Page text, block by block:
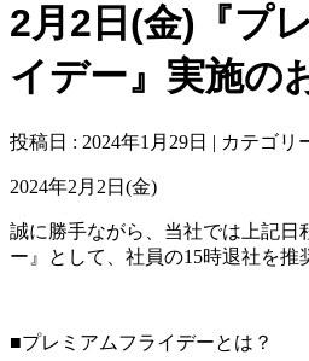
2月2日(金)『プ
イデー』実施の
投稿日 : 2024年1月29日 | カテゴリ
2024年2月2日(金)
誠に勝手ながら、当社では上記日
ー』として、社員の15時退社を推
■プレミアムフライデーとは？